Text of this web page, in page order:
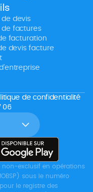
de devis
de factures
facturation
devis facture
de confidentialité
06
non-exclusif en opérations
sous le numéro
le registre des